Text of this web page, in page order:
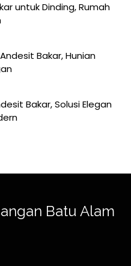
untuk Dinding, Rumah
Bakar, Hunian
Bakar, Solusi Elegan
Batu Alam